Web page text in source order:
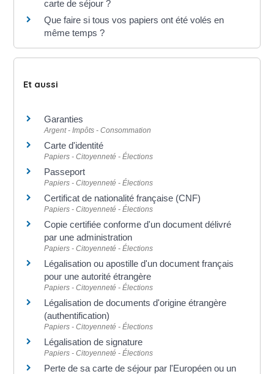
carte de séjour ?
Que faire si tous vos papiers ont été volés en
même temps ?
Et aussi
Garanties
Argent - Impôts - Consommation
Carte d'identité
Papiers - Citoyenneté - Élections
Passeport
Papiers - Citoyenneté - Élections
Certificat de nationalité française (CNF)
Papiers - Citoyenneté - Élections
Copie certifiée conforme d'un document délivré
par une administration
Papiers - Citoyenneté - Élections
Légalisation ou apostille d'un document français
pour une autorité étrangère
Papiers - Citoyenneté - Élections
Légalisation de documents d'origine étrangère
(authentification)
Papiers - Citoyenneté - Élections
Légalisation de signature
Papiers - Citoyenneté - Élections
Perte de sa carte de séjour par l'Européen ou un